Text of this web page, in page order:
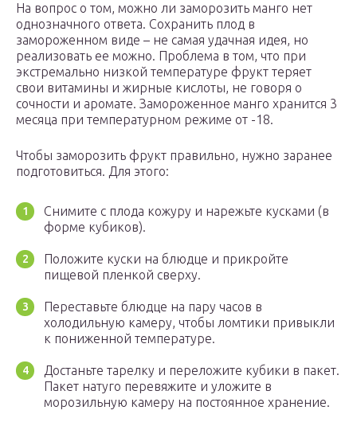
На вопрос о том, можно ли заморозить манго нет
однозначного ответа. Сохранить плод в
замороженном виде – не самая удачная идея, но
реализовать ее можно. Проблема в том, что при
экстремально низкой температуре фрукт теряет
свои витамины и жирные кислоты, не говоря о
сочности и аромате. Замороженное манго хранится 3
месяца при температурном режиме от -18.
Чтобы заморозить фрукт правильно, нужно заранее
подготовиться. Для этого:
Снимите с плода кожуру и нарежьте кусками (в
форме кубиков).
Положите куски на блюдце и прикройте
пищевой пленкой сверху.
Переставьте блюдце на пару часов в
холодильную камеру, чтобы ломтики привыкли
к пониженной температуре.
Достаньте тарелку и переложите кубики в пакет.
Пакет натуго перевяжите и уложите в
морозильную камеру на постоянное хранение.